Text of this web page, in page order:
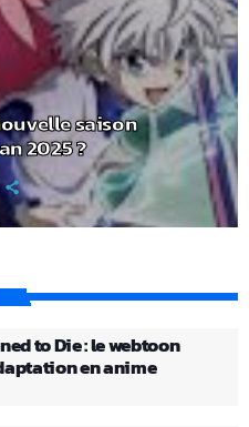
saison
2025 ?
to Die : le webtoon
en anime